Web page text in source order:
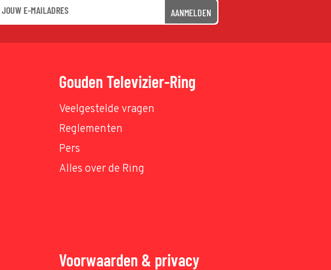
AANMELDEN
Gouden Televizier-Ring
Veelgestelde vragen
Reglementen
Pers
Alles over de Ring
Voorwaarden & privacy